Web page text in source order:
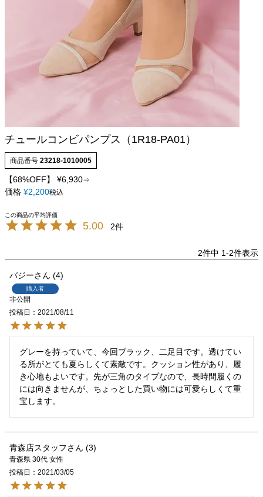
チュールコンビパンプス（1R18-PA01）
商品番号 23218-1010005
【68%OFF】 ¥6,930⇒
価格 ¥2,200税込
5.00 2
2件中 1-2件表示
バジー 4
購入者
非公開
投稿日
2021/08/11
グレーを持っていて、今回ブラック、二足目です。透けてい
る所がとても夏らしくて素敵です。クッション性があり、履
き心地もよいです。先が三角のタイプなので、長時間履くの
には向きませんが、ちょっとした買い物には可愛らしくて重
宝します。
青森店スタッフ 3
青森県 30代 女性
投稿日
2021/03/05